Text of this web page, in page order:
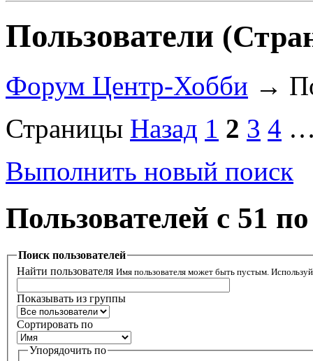
Пользователи
Форум Центр-Хобби →
Страницы Назад 1 2 3 4
Выполнить новый поиск
Пользователей с 51
Поиск пользователей
Найти пользователя Имя пользователя может быть пустым.
Показывать из группы
Сортировать по
Упорядочить по